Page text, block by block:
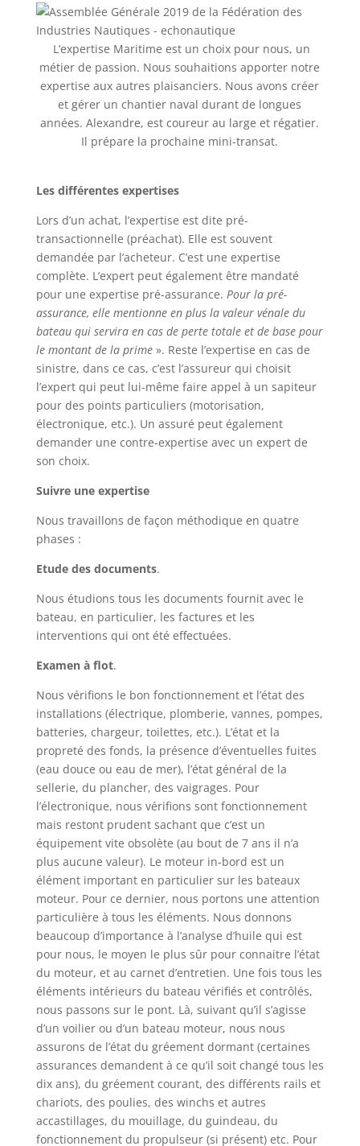
L’expertise Maritime est un choix pour nous, un
métier de passion. Nous souhaitions apporter notre
expertise aux autres plaisanciers. Nous avons créer
et gérer un chantier naval durant de longues
années. Alexandre, est coureur au large et régatier.
Il prépare la prochaine mini-transat.
Les différentes expertises
Lors d’un achat, l’expertise est dite pré-
transactionnelle (préachat). Elle est souvent
demandée par l’acheteur. C’est une expertise
complète. L’expert peut également être mandaté
pour une expertise pré-assurance. Pour la pré-
assurance, elle mentionne en plus la valeur vénale du
bateau qui servira en cas de perte totale et de base pour
le montant de la prime». Reste l’expertise en cas de
sinistre, dans ce cas, c’est l’assureur qui choisit
l’expert qui peut lui-même faire appel à un sapiteur
pour des points particuliers (motorisation,
électronique, etc.). Un assuré peut également
demander une contre-expertise avec un expert de
son choix.
Suivre une expertise
Nous travaillons de façon méthodique en quatre
phases :
Etude des documents.
Nous étudions tous les documents fournit avec le
bateau, en particulier, les factures et les
interventions qui ont été effectuées.
Examen à flot.
Nous vérifions le bon fonctionnement et l’état des
installations (électrique, plomberie, vannes, pompes,
batteries, chargeur, toilettes, etc.). L’état et la
propreté des fonds, la présence d’éventuelles fuites
(eau douce ou eau de mer), l’état général de la
sellerie, du plancher, des vaigrages. Pour
l’électronique, nous vérifions sont fonctionnement
mais restont prudent sachant que c’est un
équipement vite obsolète (au bout de 7 ans il n’a
plus aucune valeur). Le moteur in-bord est un
élément important en particulier sur les bateaux
moteur. Pour ce dernier, nous portons une attention
particulière à tous les éléments. Nous donnons
beaucoup d’importance à l’analyse d’huile qui est
pour nous, le moyen le plus sûr pour connaitre l’état
du moteur, et au carnet d’entretien. Une fois tous les
éléments intérieurs du bateau vérifiés et contrôlés,
nous passons sur le pont. Là, suivant qu’il s’agisse
d’un voilier ou d’un bateau moteur, nous nous
assurons de l’état du gréement dormant (certaines
assurances demandent à ce qu’il soit changé tous les
dix ans), du gréement courant, des différents rails et
chariots, des poulies, des winchs et autres
accastillages, du mouillage, du guindeau, du
fonctionnement du propulseur (si présent) etc. Pour